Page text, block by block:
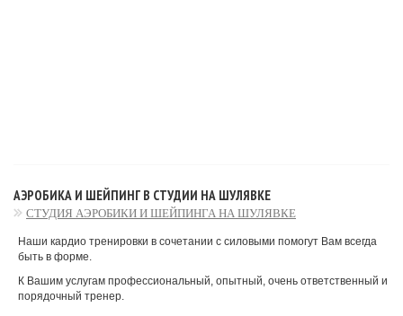
АЭРОБИКА И ШЕЙПИНГ В СТУДИИ НА ШУЛЯВКЕ
СТУДИЯ АЭРОБИКИ И ШЕЙПИНГА НА ШУЛЯВКЕ
Наши кардио тренировки в сочетании с силовыми помогут Вам всегда
быть в форме.
К Вашим услугам профессиональный, опытный, очень ответственный и
порядочный тренер.